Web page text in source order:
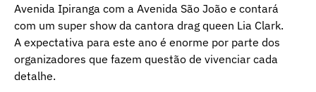
Avenida Ipiranga com a Avenida São João e contará
com um super show da cantora drag queen Lia Clark.
A expectativa para este ano é enorme por parte dos
organizadores que fazem questão de vivenciar cada
detalhe.